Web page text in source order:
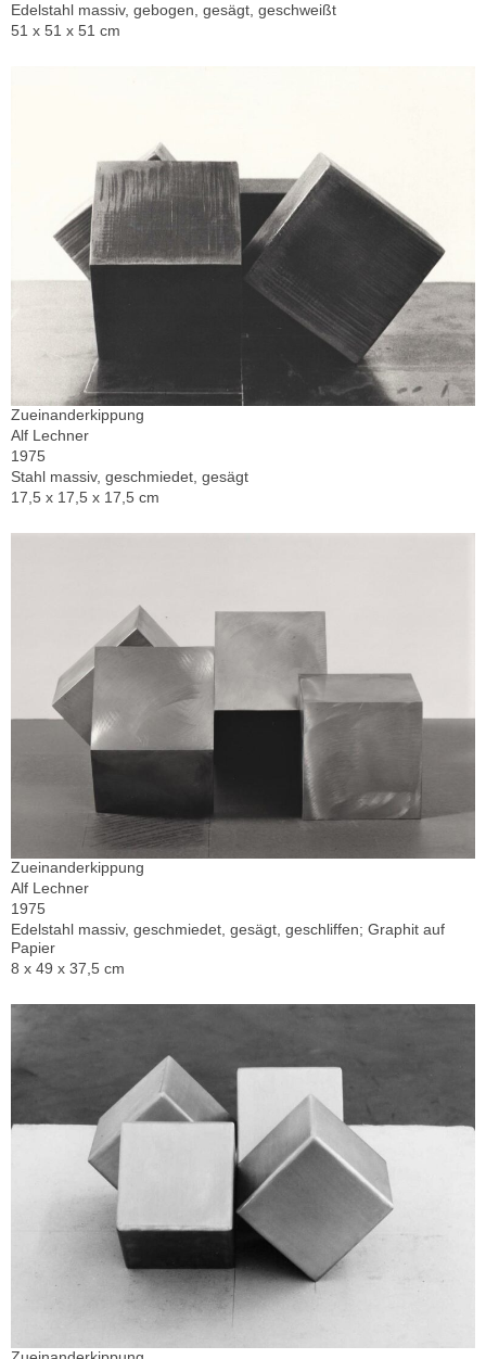
Edelstahl massiv, gebogen, gesägt, geschweißt
51 x 51 x 51 cm
Zueinanderkippung
Alf Lechner
1975
Stahl massiv, geschmiedet, gesägt
17,5 x 17,5 x 17,5 cm
Zueinanderkippung
Alf Lechner
1975
Edelstahl massiv, geschmiedet, gesägt, geschliffen; Graphit auf
Papier
8 x 49 x 37,5 cm